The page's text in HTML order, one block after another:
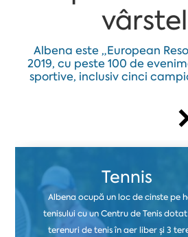
Albena este „European
2019, cu peste 100 de
sportive, inclusiv cinci
Tennis
Albena ocupă un loc de cinste pe
tenisului cu un Centru de Tenis
terenuri de tenis în aer liber și 3